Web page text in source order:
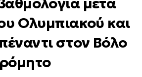
Ολυμπιακού και
στον Βόλο